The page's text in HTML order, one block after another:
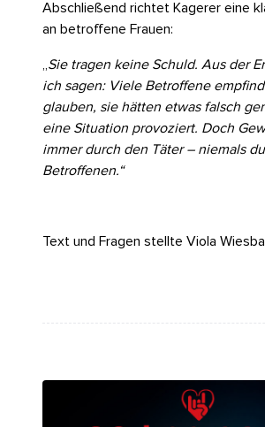
Abschließend richtet Kagerer eine
an betroffene Frauen:
„Sie tragen keine Schuld. Aus der
ich sagen: Viele Betroffene
glauben, sie hätten etwas falsch
eine Situation provoziert. Doch
immer durch den Täter – niemals
Betroffenen.“
Text und Fragen stellte Viola